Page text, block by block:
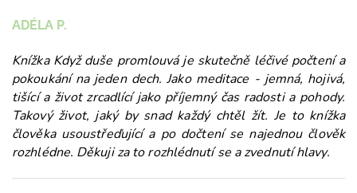
ADÉLA P.
Knížka Když duše promlouvá je skutečně léčivé počtení a
pokoukání na jeden dech. Jako meditace - jemná, hojivá,
tišící a život zrcadlící jako příjemný čas radosti a pohody.
Takový život, jaký by snad každý chtěl žít. Je to knížka
člověka usoustřeďující a po dočtení se najednou člověk
rozhlédne. Děkuji za to rozhlédnutí se a zvednutí hlavy.